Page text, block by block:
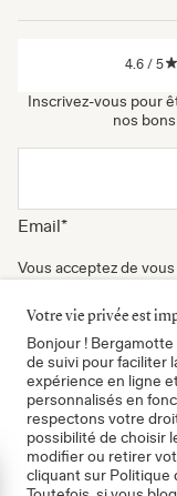
4.6 / 5
Inscrivez-vous pour
nos
Email*
Vous acceptez de
newsletters. Vous
Votre vie privée est
Bonjour !
de suivi pour faciliter
expérience en ligne
personnalisés en
respectons votre
possibilité de choisir
modifier ou retirer
cliquant sur Politique